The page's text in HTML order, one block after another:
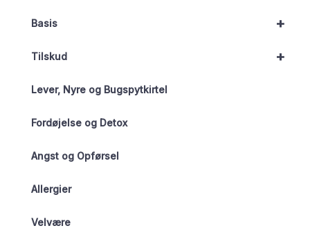
+
Basis
+
Tilskud
Lever, Nyre og Bugspytkirtel
Fordøjelse og Detox
Angst og Opførsel
Allergier
Velvære